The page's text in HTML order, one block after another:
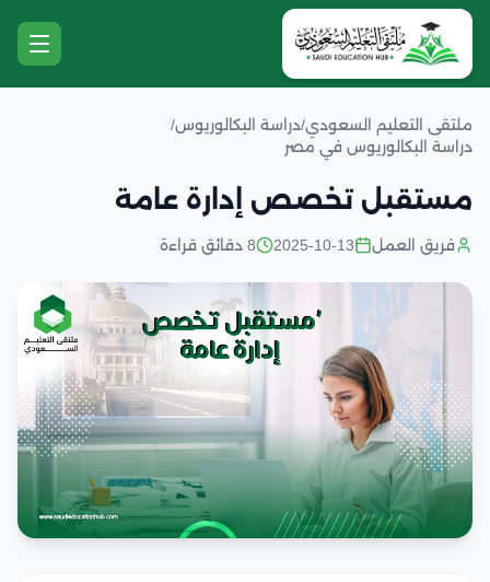
ملتقى التعليم السعودي/دراسة البكالوريوس/
دراسة البكالوريوس في مصر
مستقبل تخصص إدارة عامة
فريق العمل 2025-10-13 8 دقائق قراءة